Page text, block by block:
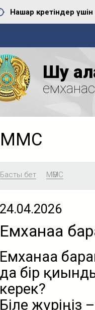
Нашар көретіндер үшін
Шу
МӘМС
Басты бет МӘМС
24.04.2026
Емханаға
Емханаға
да бір
керек?
Біле